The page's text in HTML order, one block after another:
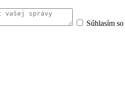
Súhlasím so